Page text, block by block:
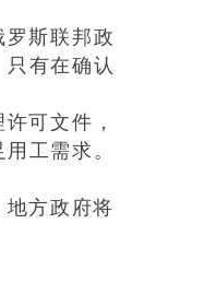
斯联邦政
有在确认
可文件，
工需求。
方政府将